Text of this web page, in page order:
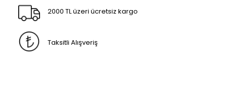
2000 TL üzeri ücretsiz kargo
Taksitli Alışveriş